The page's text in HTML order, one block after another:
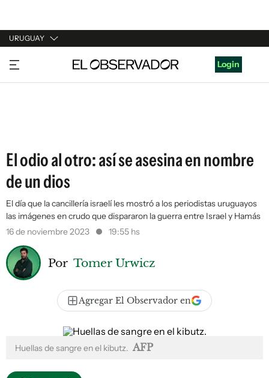
URUGUAY
URUGUAY
ARGENTINA
Login
El odio al otro: así se asesina en nombre
de un dios
El día que la cancillería israelí les mostró a los periodistas uruguayos
las imágenes en crudo que dispararon la guerra entre Israel y Hamás
16 de noviembre 2023
19:55 hs
Por Tomer Urwicz
Agregar El Observador en
Huellas de sangre en el kibutz. AFP